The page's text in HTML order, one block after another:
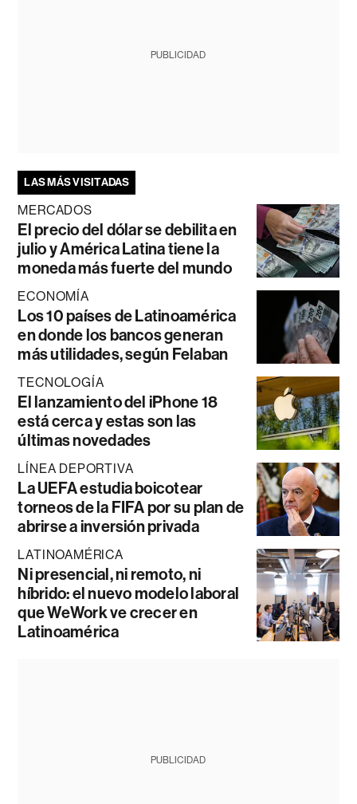
PUBLICIDAD
LAS MÁS VISITADAS
MERCADOS
El precio del dólar se debilita en
julio y América Latina tiene la
moneda más fuerte del mundo
ECONOMÍA
Los 10 países de Latinoamérica
en donde los bancos generan
más utilidades, según Felaban
TECNOLOGÍA
El lanzamiento del iPhone 18
está cerca y estas son las
últimas novedades
LÍNEA DEPORTIVA
La UEFA estudia boicotear
torneos de la FIFA por su plan de
abrirse a inversión privada
LATINOAMÉRICA
Ni presencial, ni remoto, ni
híbrido: el nuevo modelo laboral
que WeWork ve crecer en
Latinoamérica
PUBLICIDAD